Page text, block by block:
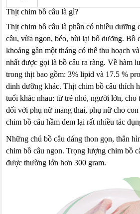
Thịt chim bồ câu là gì?
Thịt chim bồ câu là phần có nhiều dưỡng
câu, vừa ngon, béo, bùi lại bổ dưỡng. Bồ
khoảng gần một tháng có thể thu hoạch
nhất được gọi là bồ câu ra ràng. Về hàm
trong thịt bao gồm: 3% lipid và 17.5 %
dinh dưỡng khác. Thịt chim bồ câu thích
tuổi khác nhau: từ trẻ nhỏ, người lớn,
đối với phụ nữ mang thai, phụ nữ cho
chim bồ câu hầm đem lại rất nhiều tác
Những chú bồ câu dáng thon gọn, thân
chim bồ câu ngon. Trọng lượng chim bồ
được thường lớn hơn 300 gram.